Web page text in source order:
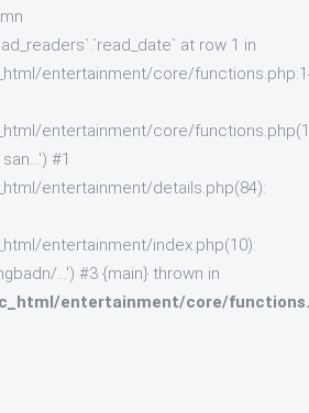
at row 1 in
entertainment/core/
entertainment/core/
#1
entertainment/details.php(84):
entertainment/index.php(10):
...') #3 {main} thrown in
entertainment/core/